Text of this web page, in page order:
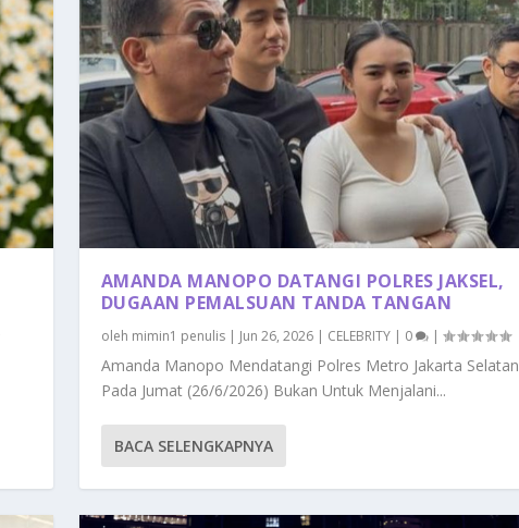
AMANDA MANOPO DATANGI POLRES JAKSEL,
DUGAAN PEMALSUAN TANDA TANGAN
oleh mimin1 penulis| Jun 26, 2026| CELEBRITY| 0 |
Amanda Manopo Mendatangi Polres Metro Jakarta Selatan
Pada Jumat (26/6/2026) Bukan Untuk Menjalani...
BACA SELENGKAPNYA